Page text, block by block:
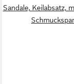
Sandale, Keilabsatz,